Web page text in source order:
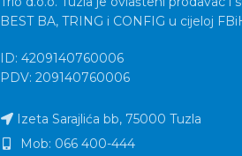
BEST BA, TRING i CONFIG u cijeloj
ID: 4209140760006
PDV: 209140760006
Izeta Sarajlića bb, 75000 Tuzla
Mob: 066 400-444